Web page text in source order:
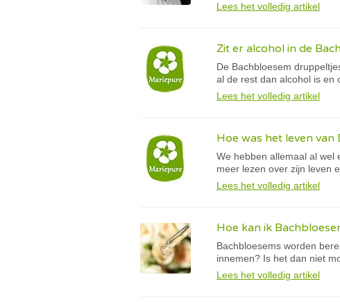
Lees het volledig artikel
Zit er alcohol in de
De Bachbloesem
al de rest dan alcohol is en
Lees het volledig artikel
Hoe was het leven van
We hebben allemaal al wel
meer lezen over zijn leven
Lees het volledig artikel
Hoe kan ik
Bachbloesems worden
innemen? Is het dan niet
Lees het volledig artikel